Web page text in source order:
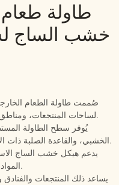
طاولة
خشب الساج
صُممت طاولة الطعام
لساحات المنتجعات، ومناطق تناول الطعام في الفناء، ومشاريع الضيافة.
يُوفر سطح الطاولة
الخشبي، والقاعدة الصلبة ذات الألواح، بيئة مستقرة لتناول الطعام الجماعي.
يدعم هيكل خشب الساج
المواد الطبيعية إلى المساحات المواجهة للضيوف.
يساعد ذلك المنتجعات